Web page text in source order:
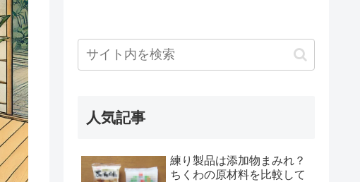
人気記事
練り製品は添加物まみれ？
ちくわの原材料を比較して